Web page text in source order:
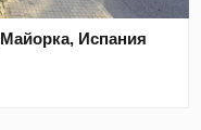
Испания